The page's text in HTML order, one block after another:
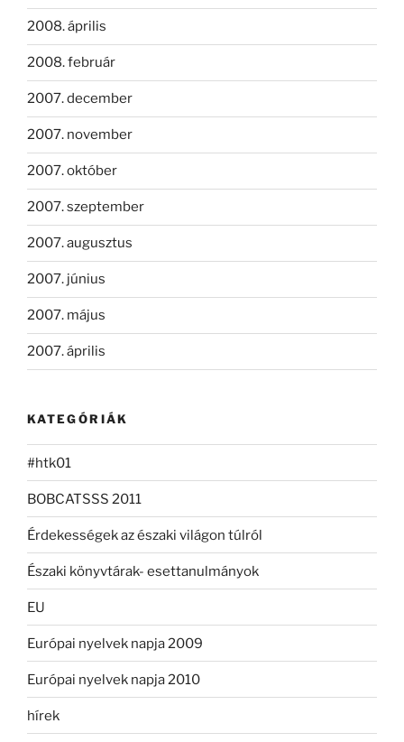
2008. április
2008. február
2007. december
2007. november
2007. október
2007. szeptember
2007. augusztus
2007. június
2007. május
2007. április
KATEGÓRIÁK
#htk01
BOBCATSSS 2011
Érdekességek az északi világon túlról
Északi könyvtárak- esettanulmányok
EU
Európai nyelvek napja 2009
Európai nyelvek napja 2010
hírek